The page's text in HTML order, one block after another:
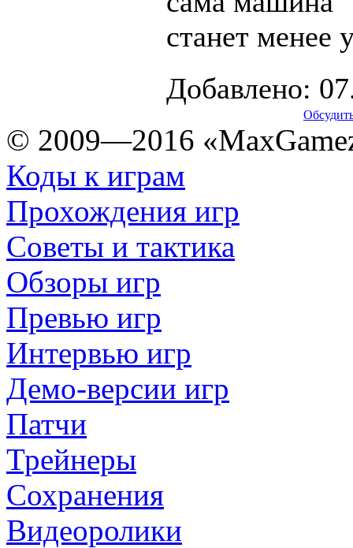
станет менее
Добавлено:
© 2009—2016
Коды к играм
Прохождения игр
Советы и тактика
Обзоры игр
Превью игр
Интервью игр
Демо-версии игр
Патчи
Трейнеры
Сохранения
Видеоролики